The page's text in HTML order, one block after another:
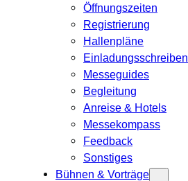
Öffnungszeiten
Registrierung
Hallenpläne
Einladungsschreiben
Messeguides
Begleitung
Anreise & Hotels
Messekompass
Feedback
Sonstiges
Bühnen & Vorträge